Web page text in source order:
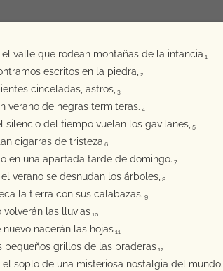
el valle que rodean montañas de la infancia 1
escritos en la piedra, 2
cinceladas, astros, 3
verano de negras termiteras. 4
silencio del tiempo vuelan los gavilanes, 5
cigarras de tristeza 6
en una apartada tarde de domingo. 7
verano se desnudan los árboles, 8
la tierra con sus calabazas. 9
volverán las lluvias 10
nuevo nacerán las hojas 11
pequeños grillos de las praderas 12
el soplo de una misteriosa nostalgia del mundo.